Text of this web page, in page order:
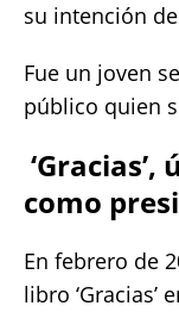
su intención
Fue un joven
público quien
como
En febrero de
libro ‘Gracias’